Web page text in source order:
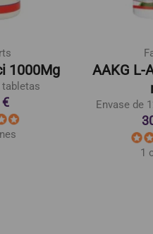
1000Mg
tabletas
€
AAKG L-
Envase de
1